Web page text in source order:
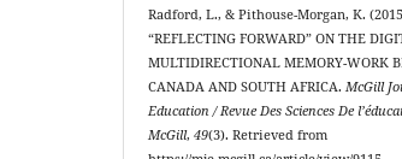
Radford, L., & Pithouse-Morgan, K.
“REFLECTING FORWARD” ON THE
MULTIDIRECTIONAL MEMORY-WORK
CANADA AND SOUTH AFRICA.McGill
Education / Revue Des Sciences De
McGill,49(3). Retrieved from